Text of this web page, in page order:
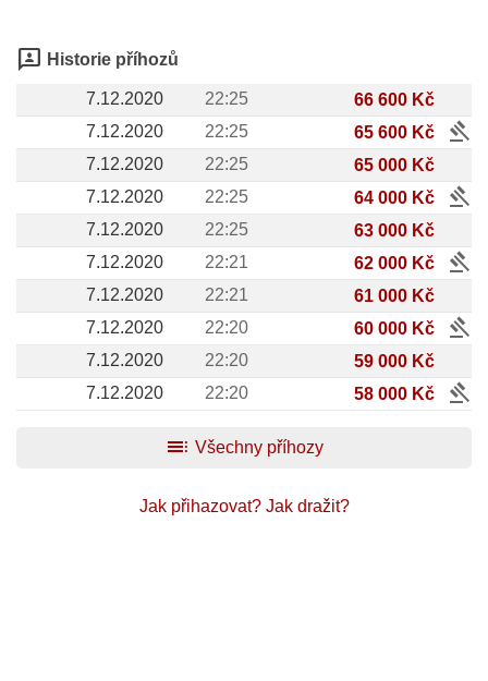
3p Historie příhozů
7.12.2020 22:25
66 600 Kč
7.12.2020
22:25 65 600 Kč gavel
7.12.2020 22:25
65 000 Kč
7.12.2020
22:25 64 000 Kč gavel
7.12.2020 22:25
63 000 Kč
7.12.2020
22:21 62 000 Kč gavel
7.12.2020 22:21
61 000 Kč
7.12.2020
22:20 60 000 Kč gavel
7.12.2020 22:20
59 000 Kč
7.12.2020
22:20 58 000 Kč
gavel
toc Všechny příhozy
Jak přihazovat? Jak dražit?